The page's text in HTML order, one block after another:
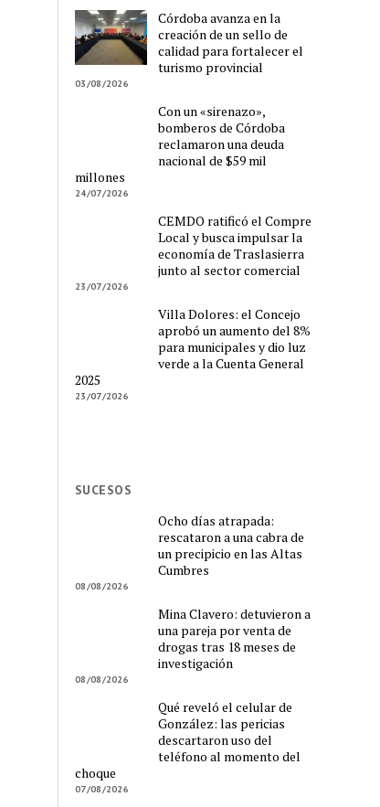
Córdoba avanza en la
creación de un sello de
calidad para fortalecer el
turismo provincial
03/08/2026
Con un «sirenazo»,
bomberos de Córdoba
reclamaron una deuda
nacional de $59 mil
millones
24/07/2026
CEMDO ratificó el Compre
Local y busca impulsar la
economía de Traslasierra
junto al sector comercial
23/07/2026
Villa Dolores: el Concejo
aprobó un aumento del 8%
para municipales y dio luz
verde a la Cuenta General
2025
23/07/2026
SUCESOS
Ocho días atrapada:
rescataron a una cabra de
un precipicio en las Altas
Cumbres
08/08/2026
Mina Clavero: detuvieron a
una pareja por venta de
drogas tras 18 meses de
investigación
08/08/2026
Qué reveló el celular de
González: las pericias
descartaron uso del
teléfono al momento del
choque
07/08/2026